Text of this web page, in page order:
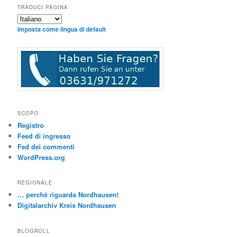
TRADUCI PAGINA
Imposta come lingua di default
SCOPO
Registro
Feed di ingresso
Fed dei commenti
WordPress.org
REGIONALE
… perché riguarda Nordhausen!
Digitalarchiv Kreis Nordhausen
BLOGROLL